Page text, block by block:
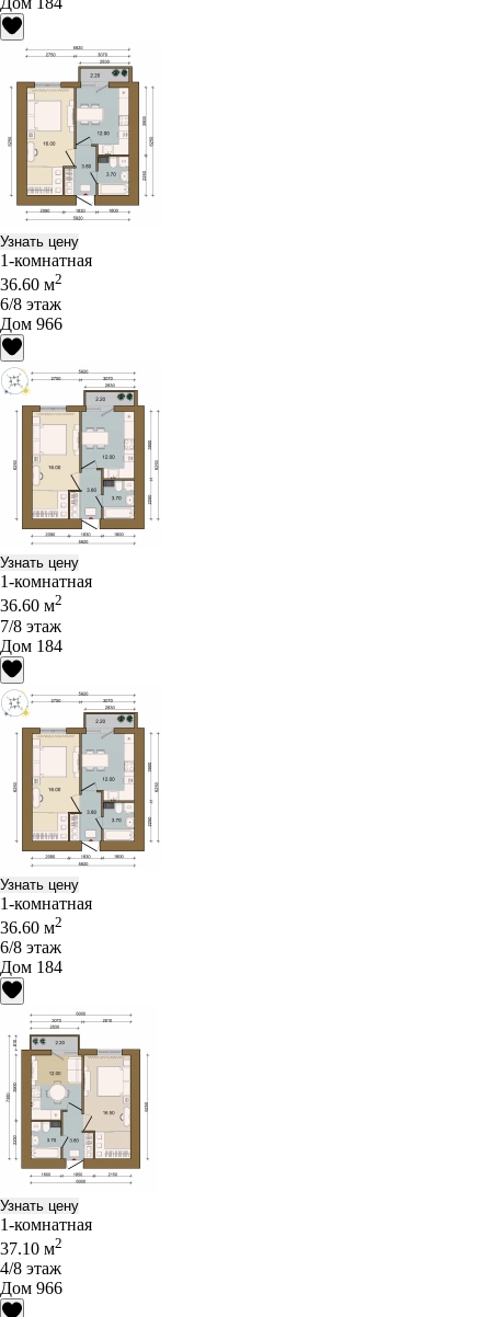
Узнать цену
1-комнатная
36.60 м2
6/8 этаж
Дом 966
Узнать цену
1-комнатная
36.60 м2
7/8 этаж
Дом 184
Узнать цену
1-комнатная
36.60 м2
6/8 этаж
Дом 184
Узнать цену
1-комнатная
37.10 м2
4/8 этаж
Дом 966